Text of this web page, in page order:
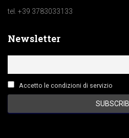
tel. +39 3783033133
Newsletter
Accetto le condizioni di servizio